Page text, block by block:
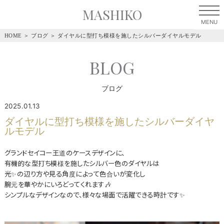
MASHIKO
HOME ＞ ブログ ＞ ダイヤルに型打ち模様を施したシルバーダイヤルモデル
BLOG
ブログ
2025.01.13
ダイヤルに型打ち模様を施したシルバーダイヤ
ルモデル
グランドセイコー王道のケースデザインに、
有機的な型打ち模様を施したシルバー色のダイヤルは
光✨の辺り方や見る角度によって色合いが変化し
腕元を華やかにいろどってくれます🎶
シンプルなデザインなので、様々な場面で活躍できる時計です✨